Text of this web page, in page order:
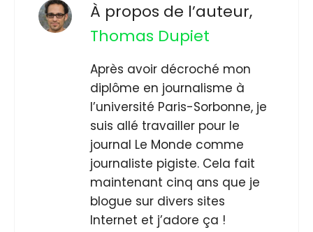
À propos de l’auteur,
Thomas Dupiet
Après avoir décroché mon
diplôme en journalisme à
l’université Paris-Sorbonne, je
suis allé travailler pour le
journal Le Monde comme
journaliste pigiste. Cela fait
maintenant cinq ans que je
blogue sur divers sites
Internet et j’adore ça !